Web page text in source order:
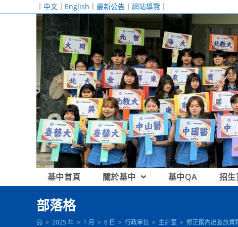
｜ 中文 ｜ English ｜ 最新公告 ｜ 網站導覽 ｜
基中首頁 關於基中 基中QA 招生
部落格
> 2025 年 > 1 月 > 6 日 > 行政單位 > 主計室 > 修正國內出差旅費